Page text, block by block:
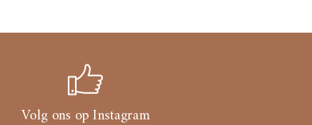
Volg ons op Instagram